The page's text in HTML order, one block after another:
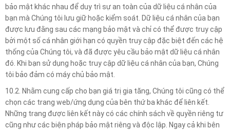
bảo mật khác nhau để duy trì sự an toàn của dữ liệu cá nhân của
bạn mà Chúng tôi lưu giữ hoặc kiểm soát. Dữ liệu cá nhân của bạn
được lưu đằng sau các mạng bảo mật và chỉ có thể được truy cập
bởi một số cá nhân giới hạn có quyền truy cập đặc biệt đến các hệ
thống của Chúng tôi, và đã được yêu cầu bảo mật dữ liệu cá nhân
đó. Khi bạn sử dụng hoặc truy cập dữ liệu cá nhân của bạn, Chúng
tôi bảo đảm có máy chủ bảo mật.
10.2. Nhằm cung cấp cho bạn giá trị gia tăng, Chúng tôi cũng có thể
chọn các trang web/ứng dụng của bên thứ ba khác để liên kết.
Những trang được liên kết này có các chính sách về quyền riêng tư
cũng như các biện pháp bảo mật riêng và độc lập. Ngay cả khi bên